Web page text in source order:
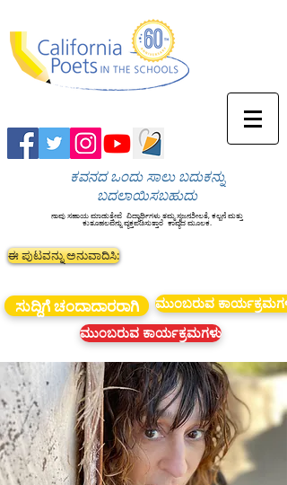
ಕವನದ ಒಂದು ಸಾಲು ಬದುಕನ್ನು
ಬದಲಾಯಿಸಬಹುದು
ನಾವು ಸಹಾಯ ಮಾಡುತ್ತೇವೆ ವಿದ್ಯಾರ್ಥಿಗಳು ತಮ್ಮ ಸೃಜನಶೀಲತೆ, ಕಲ್ಪನೆ ಮತ್ತು
ಕುತೂಹಲವನ್ನು ವ್ಯಕ್ತಪಡಿಸುತ್ತಾರೆ ಕಾವ್ಯದ ಮೂಲಕ.
ಈ ಪುಟವನ್ನು ಅನುವಾದಿಸಿ:
ಸುದ್ದಿಗೆ ಚಂದಾದಾರರಾಗಿ
ಮುಂಬರುವ ಕಾರ್ಯಕ್ರಮಗಳು
ಮುಂಬರುವ ಕಾರ್ಯಕ್ರಮಗಳು